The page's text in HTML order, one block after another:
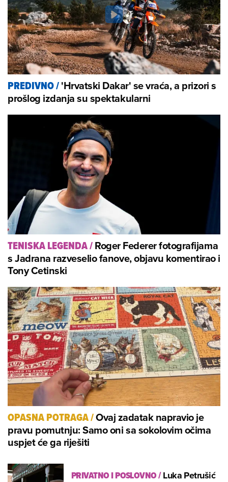
PREDIVNO/'Hrvatski Dakar' se vraća, a prizori s
prošlog izdanja su spektakularni
TENISKA LEGENDA/Roger Federer fotografijama
s Jadrana razveselio fanove, objavu komentirao i
Tony Cetinski
OPASNA POTRAGA/Ovaj zadatak napravio je
pravu pomutnju: Samo oni sa sokolovim očima
uspjet će ga riješiti
PRIVATNO I POSLOVNO/Luka Petrušić